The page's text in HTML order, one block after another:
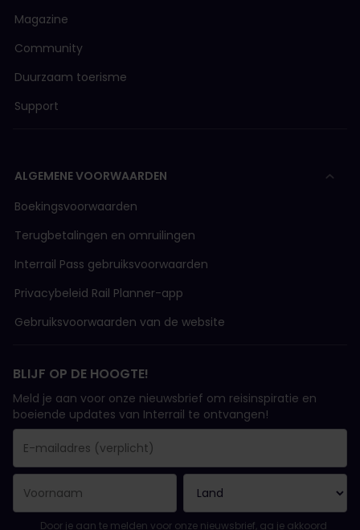
Magazine
Community
Duurzaam toerisme
Support
ALGEMENE VOORWAARDEN
Boekingsvoorwaarden
Terugbetalingen en omruilingen
Interrail Pass gebruiksvoorwaarden
Privacybeleid Rail Planner-app
Gebruiksvoorwaarden van de website
BLIJF OP DE HOOGTE!
Meld je aan voor onze nieuwsbrief om reisinspiratie en
boeiende updates van Interrail te ontvangen!
Je inschrijving is gelukt..
E-mailadres is een verplicht veld!
E-mailadres is ongeldig!
Fout bij het abonneren op de nieuwsbrief. Probeer het later
Je hebt je al geabonneerd op deze nieuwsbrief!
Ga akkoord met de algemene voorwaarden om je in te
Door je aan te melden voor onze nieuwsbrief, ga je akkoord